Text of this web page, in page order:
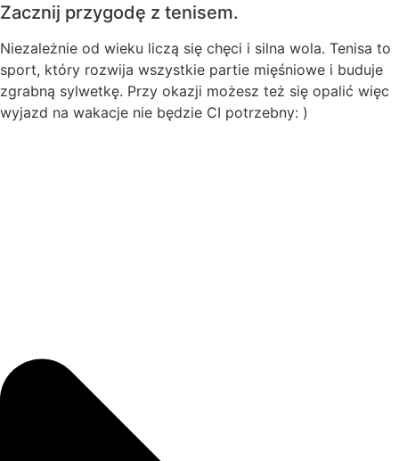
Zacznij przygodę z tenisem.
Niezależnie od wieku liczą się chęci i silna wola. Tenisa to
sport, który rozwija wszystkie partie mięśniowe i buduje
zgrabną sylwetkę. Przy okazji możesz też się opalić więc
wyjazd na wakacje nie będzie CI potrzebny: )